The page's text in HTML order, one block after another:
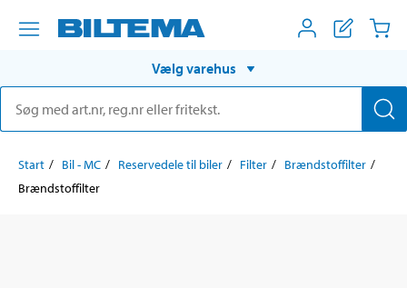
Vælg varehus
Start Bil - MC Reservedele til biler Filter
Brændstoffilter
Brændstoffilter